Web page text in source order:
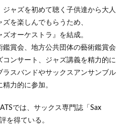
ャズを初めて聴く子供達から大人
を楽しんでもらうため、
オーケストラ』を結成。
賞会、地方公共団体の藝術鑑賞会
ンサート、ジャズ講義を精力的に
スバンドやサックスアンサンブル
力的に参加。
では、サックス専門誌「Sax
を得ている。